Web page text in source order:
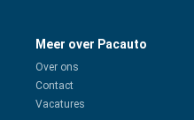
Meer over Pacauto
Over ons
Contact
Vacatures